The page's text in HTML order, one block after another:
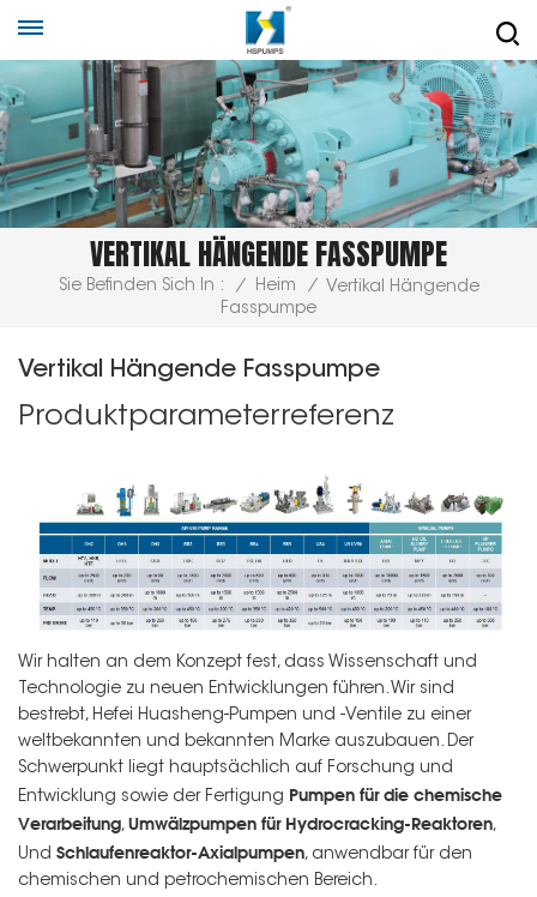
VERTIKAL HÄNGENDE FASSPUMPE
Sie Befinden Sich In : / Heim /
Vertikal Hängende
Fasspumpe
Vertikal Hängende Fasspumpe
Produktparameterreferenz
Wir halten an dem Konzept fest, dass Wissenschaft und
Technologie zu neuen Entwicklungen führen. Wir sind
bestrebt, Hefei Huasheng-Pumpen und -Ventile zu einer
weltbekannten und bekannten Marke auszubauen. Der
Schwerpunkt liegt hauptsächlich auf Forschung und
Entwicklung sowie der Fertigung Pumpen für die chemische
Verarbeitung, Umwälzpumpen für Hydrocracking-Reaktoren,
Und Schlaufenreaktor-Axialpumpen, anwendbar für den
chemischen und petrochemischen Bereich.